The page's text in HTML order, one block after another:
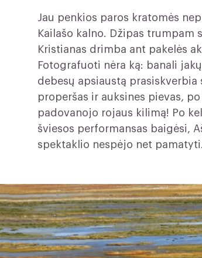
Jau penkios paros kratomės
Kailašo kalno. Džipas trumpam
Kristianas drimba ant pakelės
Fotografuoti nėra ką: banali
debesų apsiaustą
properšas ir auksines pievas,
padovanojo rojaus kilimą! Po
šviesos performansas baigėsi,
spektaklio nespėjo net pamatyti.